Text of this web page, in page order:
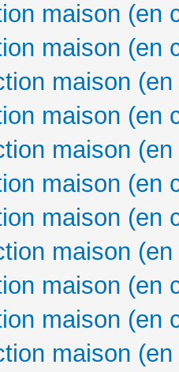
maison (en
maison (en
maison
maison (en
maison
maison (en
maison (en
maison
maison (en
maison (en
maison